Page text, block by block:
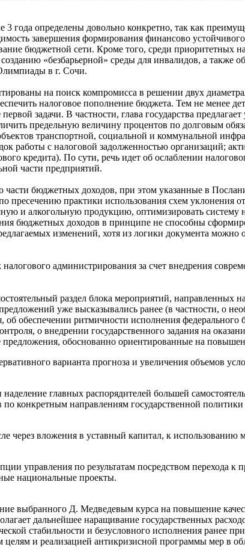
года определены довольно конкретно, так как
завершения формирования финансово
бюджетной сети. Кроме того, среди приоритетных
«безбарьерной» среды для инвалидов, а также
в г. Сочи.
на поиск компромисса в решении двух
налоговое пополнение бюджета. Тем не менее
задачи. В частности, глава государства
предельную величину процентов по долговым
транспортной, социальной и коммунальной
с налоговой задолженностью организаций;
кредита). По сути, речь идет об ослаблении
части предприятий.
бюджетных доходов, при этом указанные в
практики использования схем уклонения
и алкогольную продукцию, оптимизировать
бюджетных доходов в принципе не способны
изменений, хотя из логики документа
администрирования за счет внедрения
раздел блока мероприятий, направленных
уже высказывались ранее (в частности, о
об обеспечении ритмичности исполнения
о внедрении государственного задания на
предложения, обоснованно ориентированные на
варианта прогноза и увеличения объемов
главных распорядителей большей
конкретным направлениям государственной
через вложения в уставный капитал, к использованию
управления по результатам посредством перехода
национальные проекты.
выбранного Д. Медведевым курса на повышение
дальнейшее наращивание государственных
стабильности и безусловного исполнения ранее
и реализацией антикризисной программы мер в